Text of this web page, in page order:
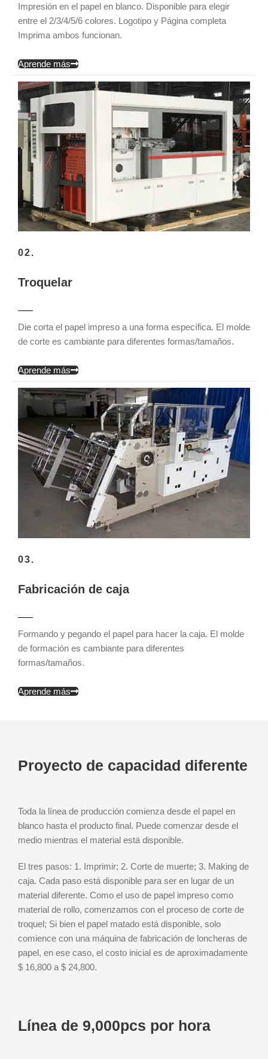
Impresión en el papel en blanco. Disponible para elegir
entre el 2/3/4/5/6 colores. Logotipo y Página completa
Imprima ambos funcionan.
Aprende más
02.
Troquelar
Die corta el papel impreso a una forma específica. El molde
de corte es cambiante para diferentes formas/tamaños.
Aprende más
03.
Fabricación de caja
Formando y pegando el papel para hacer la caja. El molde
de formación es cambiante para diferentes
formas/tamaños.
Aprende más
Proyecto de capacidad diferente
Toda la línea de producción comienza desde el papel en
blanco hasta el producto final. Puede comenzar desde el
medio mientras el material está disponible.
El tres pasos: 1. Imprimir; 2. Corte de muerte; 3. Making de
caja. Cada paso está disponible para ser en lugar de un
material diferente. Como el uso de papel impreso como
material de rollo, comenzamos con el proceso de corte de
troquel; Si bien el papel matado está disponible, solo
comience con una máquina de fabricación de loncheras de
papel, en ese caso, el costo inicial es de aproximadamente
$ 16,800 a $ 24,800.
Línea de 9,000pcs por hora